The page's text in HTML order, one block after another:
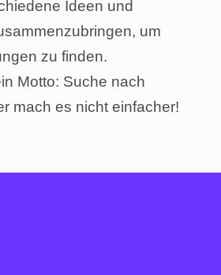
Ideen und
um
zu finden.
Motto: Suche nach
mach es nicht einfacher!